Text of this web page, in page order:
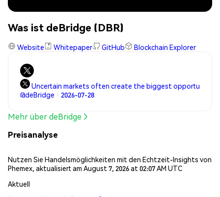
Was ist deBridge (DBR)
Website Whitepaper GitHub Blockchain Explorer
Uncertain markets often create the biggest opportu
@deBridge · 2026-07-28
Mehr über deBridge
Preisanalyse
Nutzen Sie Handelsmöglichkeiten mit den Echtzeit-Insights von
Phemex, aktualisiert am August 7, 2026 at 02:07 AM UTC
Aktuell